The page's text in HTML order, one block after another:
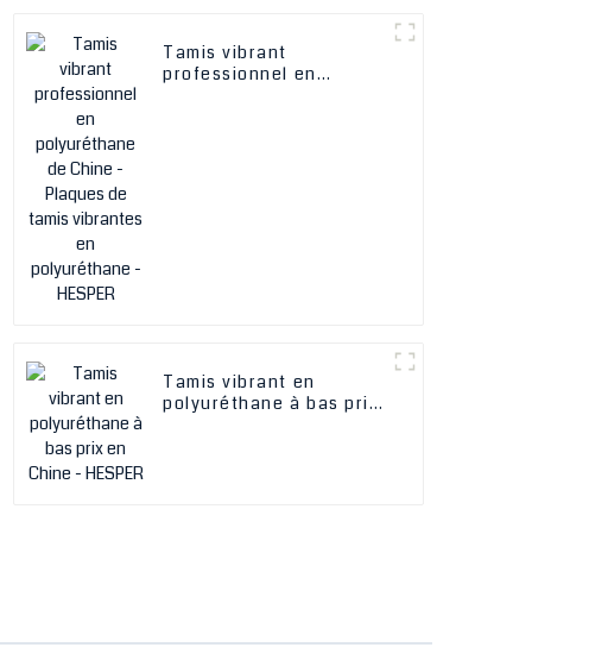
Tamis vibrant
professionnel en
Tamis vibrant en
polyuréthane à bas prix